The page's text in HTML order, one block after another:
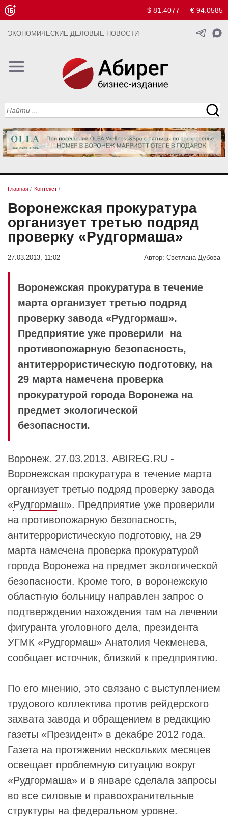
$ 81.4077 € 94.0585
ЭКОНОМИЧЕСКИЕ ДЕЛОВЫЕ НОВОСТИ
Главная / Контекст /
Воронежская прокуратура
организует третью подряд
проверку «Рудгормаша»
27.03.2013, 11:02 Автор: Светлана Дубова
Воронежская прокуратура в течение
марта организует третью подряд
проверку завода «Рудгормаш».
Предприятие уже проверили на
противопожарную безопасность,
антитеррористическую подготовку, на
29 марта намечена проверка
прокуратурой города Воронежа на
предмет экологической
безопасности.
Воронеж. 27.03.2013. ABIREG.RU -
Воронежская прокуратура в течение марта
организует третью подряд проверку завода
«Рудгормаш». Предприятие уже проверили
на противопожарную безопасность,
антитеррористическую подготовку, на 29
марта намечена проверка прокуратурой
города Воронежа на предмет экологической
безопасности. Кроме того, в воронежскую
областную больницу направлен запрос о
подтверждении нахождения там на лечении
фигуранта уголовного дела, президента
УГМК «Рудгормаш» Анатолия Чекменева,
сообщает источник, близкий к предприятию.
По его мнению, это связано с выступлением
трудового коллектива против рейдерского
захвата завода и обращением в редакцию
газеты «Президент» в декабре 2012 года.
Газета на протяжении нескольких месяцев
освещает проблемную ситуацию вокруг
«Рудгормаша» и в январе сделала запросы
во все силовые и правоохранительные
структуры на федеральном уровне.